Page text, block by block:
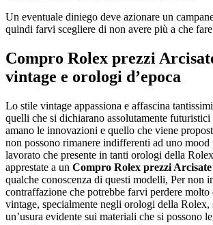
Un eventuale diniego deve azionare un
quindi farvi scegliere di non avere più a che
Compro Rolex prezzi
vintage e orologi d’epoca
Lo stile vintage appassiona e affascina
quelli che si dichiarano assolutamente
amano le innovazioni e quello che viene
non possono rimanere indifferenti ad uno mood
lavorato che presente in tanti orologi della
apprestate a un Compro Rolex prezzi Arcisate
qualche conoscenza di questi modelli, Per non
contraffazione che potrebbe farvi perdere
vintage, specialmente negli orologi della Rolex,
un’usura evidente sui materiali che si possono